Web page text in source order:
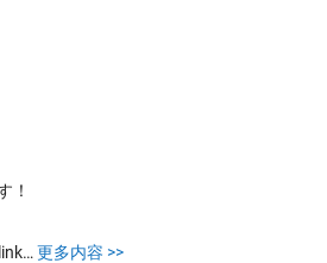
！
更多内容 >>